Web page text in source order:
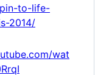
to-life-
2014/
wat